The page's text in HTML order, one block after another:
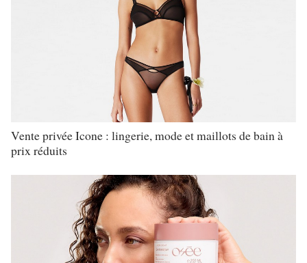
Vente privée Icone : lingerie, mode et maillots de bain à
prix réduits